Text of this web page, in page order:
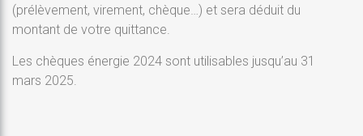
(prélèvement, virement, chèque…) et sera déduit du
montant de votre quittance.
Les chèques énergie 2024 sont utilisables jusqu’au 31
mars 2025.